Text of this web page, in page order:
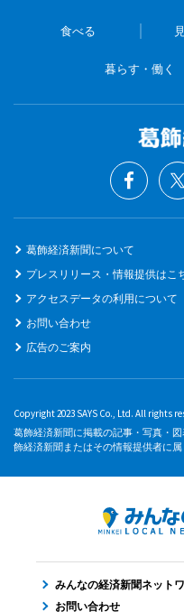
食べる
暮らす・働く
葛飾経済新聞について
プレスリリース・情報提供はこ
アクセスデータの利用について
お問い合わせ
広告のご案内
Copyright 2023 SAYS Co., Ltd. All rights
葛飾経済新聞に掲載の記事・写真・
飾経済新聞またはその情報提供者に属
みんなの経済新聞ネット
お問い合わせ